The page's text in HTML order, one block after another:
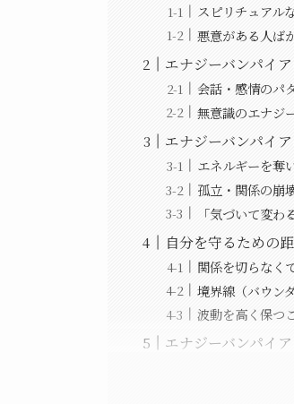
スピリチュアル
悪意がある人ば
エナジーバンパイ
会話・感情のパ
無意識のエナジ
エナジーバンパイ
エネルギーを奪
孤立・関係の崩
「気づいて変わ
自分を守るための
関係を切らなく
境界線（バウン
波動を高く保つ
エナジーバンパイ